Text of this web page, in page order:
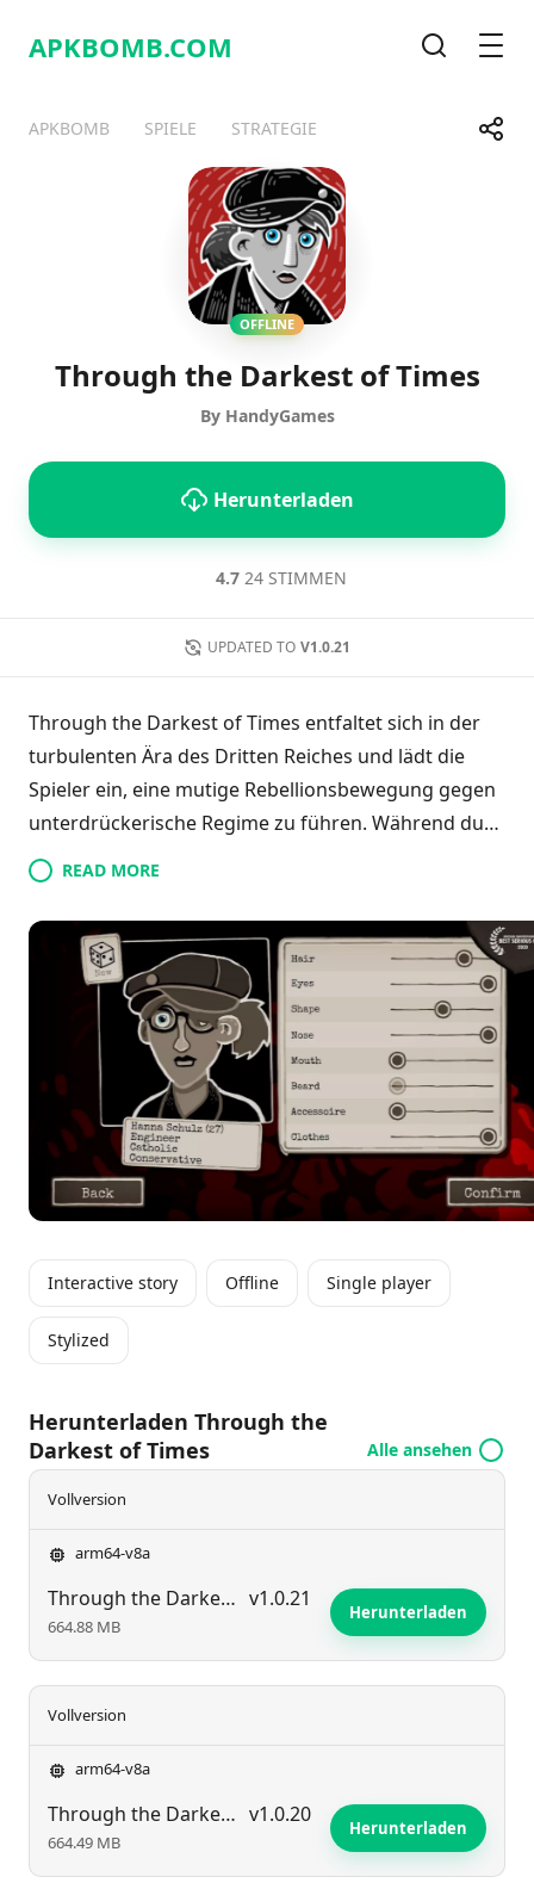
APKBOMB.COM
APKBOMB SPIELE STRATEGIE Share
TelegramFacebook
OFFLINE
Through the Darkest of Times
By HandyGames
Herunterladen
4.7 24 STIMMEN
UPDATED TO V1.0.21
Through the Darkest of Times entfaltet sich in der
turbulenten Ära des Dritten Reiches und lädt die
Spieler ein, eine mutige Rebellionsbewegung gegen
unterdrückerische Regime zu führen. Während du
strategische Missionen beginnst, werden dein
Einfallsreichtum und logisches Denken
entscheidend sein, um die verborgenen
Geheimnisse der Regierung aufzudecken. Navigiere
durch vier verschiedene Phasen des Konflikts,
rekrutiere Verbündete und überliste Rivalen,
während du versuchst, die autoritäre Herrschaft zu
zerschlagen. Jede Entscheidung, die du triffst,
könnte Erfolg oder Untergang bedeuten und
erfordert von dir, deine Fähigkeiten
weiterzuentwickeln und Unterstützung für eine
bessere Zukunft im Schatten der Tyrannei zu
READ MORE
Interactive story Offline Single player
Stylized
Herunterladen Through the
Darkest of Times
Alle ansehen
Vollversion
arm64-v8a
Through the Darkest of Times v1.0.21
664.88 MB
Herunterladen
Vollversion
arm64-v8a
Through the Darkest of Times v1.0.20
664.49 MB
Herunterladen